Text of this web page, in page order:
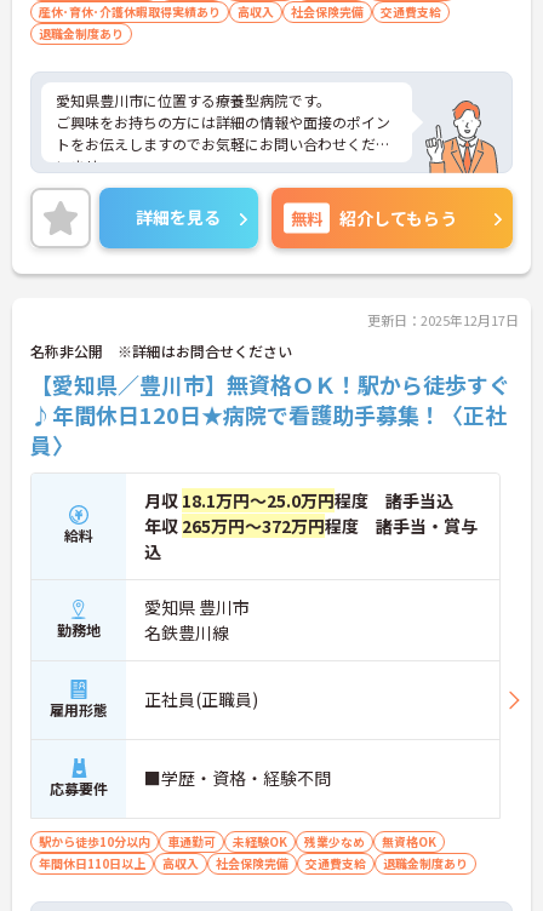
産休･育休･介護休暇取得実績あり
高収入 社会保険完備
交通費支給
退職金制度あり
愛知県豊川市に位置する療養型病院です。
ご興味をお持ちの方には詳細の情報や面接のポイン
トをお伝えしますのでお気軽にお問い合わせくださ
いませ。
詳細を見る 無料 紹介してもらう
更新日：2025年12月17日
名称非公開 ※詳細はお問合せください
【愛知県／豊川市】無資格ＯＫ！駅から徒歩すぐ
♪年間休日120日★病院で看護助手募集！〈正社
員〉
給料
月収 18.1万円～25.0万円程度 諸手当込
年収 265万円～372万円程度 諸手当・賞与
込
勤務地
愛知県 豊川市
名鉄豊川線
雇用形態 正社員(正職員)
応募要件 ■学歴・資格・経験不問
駅から徒歩10分以内 車通勤可 未経験OK 残業少なめ
無資格OK
年間休日110日以上
高収入 社会保険完備 交通費支給 退職金制度あり